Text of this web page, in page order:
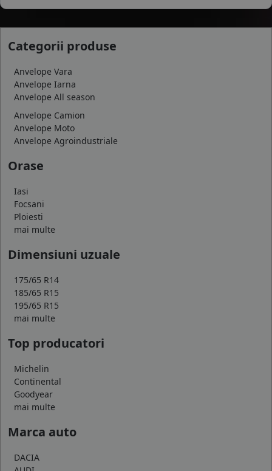
Categorii produse
Anvelope Vara
Anvelope Iarna
Anvelope All season
Anvelope Camion
Anvelope Moto
Anvelope Agroindustriale
Orase
Iasi
Focsani
Ploiesti
mai multe
Dimensiuni uzuale
175/65 R14
185/65 R15
195/65 R15
mai multe
Top producatori
Michelin
Continental
Goodyear
mai multe
Marca auto
DACIA